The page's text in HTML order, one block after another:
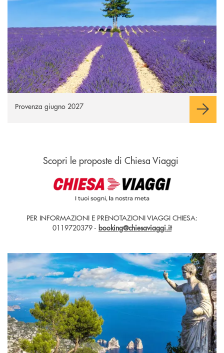
Provenza giugno 2027
Scopri le proposte di Chiesa Viaggi
PER INFORMAZIONI E PRENOTAZIONI VIAGGI CHIESA:
0119720379 - booking@chiesaviaggi.it
Napoli e isole
Apre una nuova finestra